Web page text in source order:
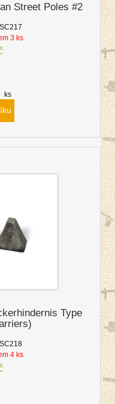
Street Poles #2
3 ks
ks
Type
4 ks